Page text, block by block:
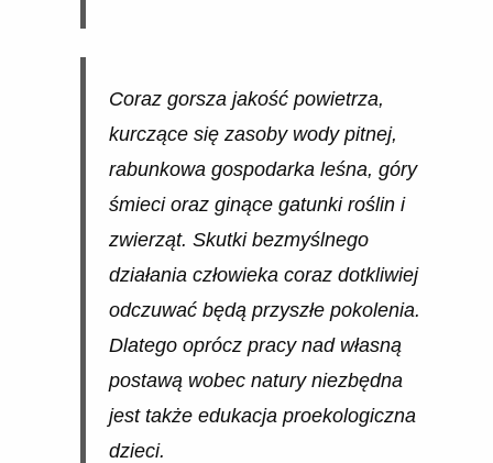
Coraz gorsza jakość powietrza,
kurczące się zasoby wody pitnej,
rabunkowa gospodarka leśna, góry
śmieci oraz ginące gatunki roślin i
zwierząt. Skutki bezmyślnego
działania człowieka coraz dotkliwiej
odczuwać będą przyszłe pokolenia.
Dlatego oprócz pracy nad własną
postawą wobec natury niezbędna
jest także edukacja proekologiczna
dzieci.